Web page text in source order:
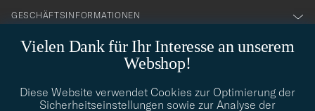
Vielen Dank für Ihr Interesse an unserem
Webshop!
Diese Website verwendet Cookies zur Optimierung der
Sicherheitseinstellungen sowie zur Analyse der
GESCHÄFTSINFORMATIONEN
Benötigen Sie Hilfe bei der Suche nach Ihrem persönlichen Stil?